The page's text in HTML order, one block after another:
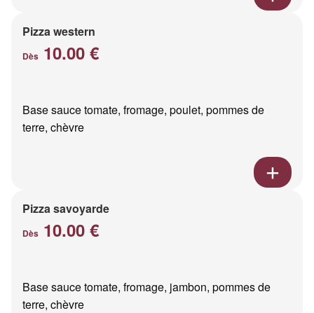
Pizza western
Dès 10.00 €
Base sauce tomate, fromage, poulet, pommes de
terre, chèvre
Pizza savoyarde
Dès 10.00 €
Base sauce tomate, fromage, jambon, pommes de
terre, chèvre